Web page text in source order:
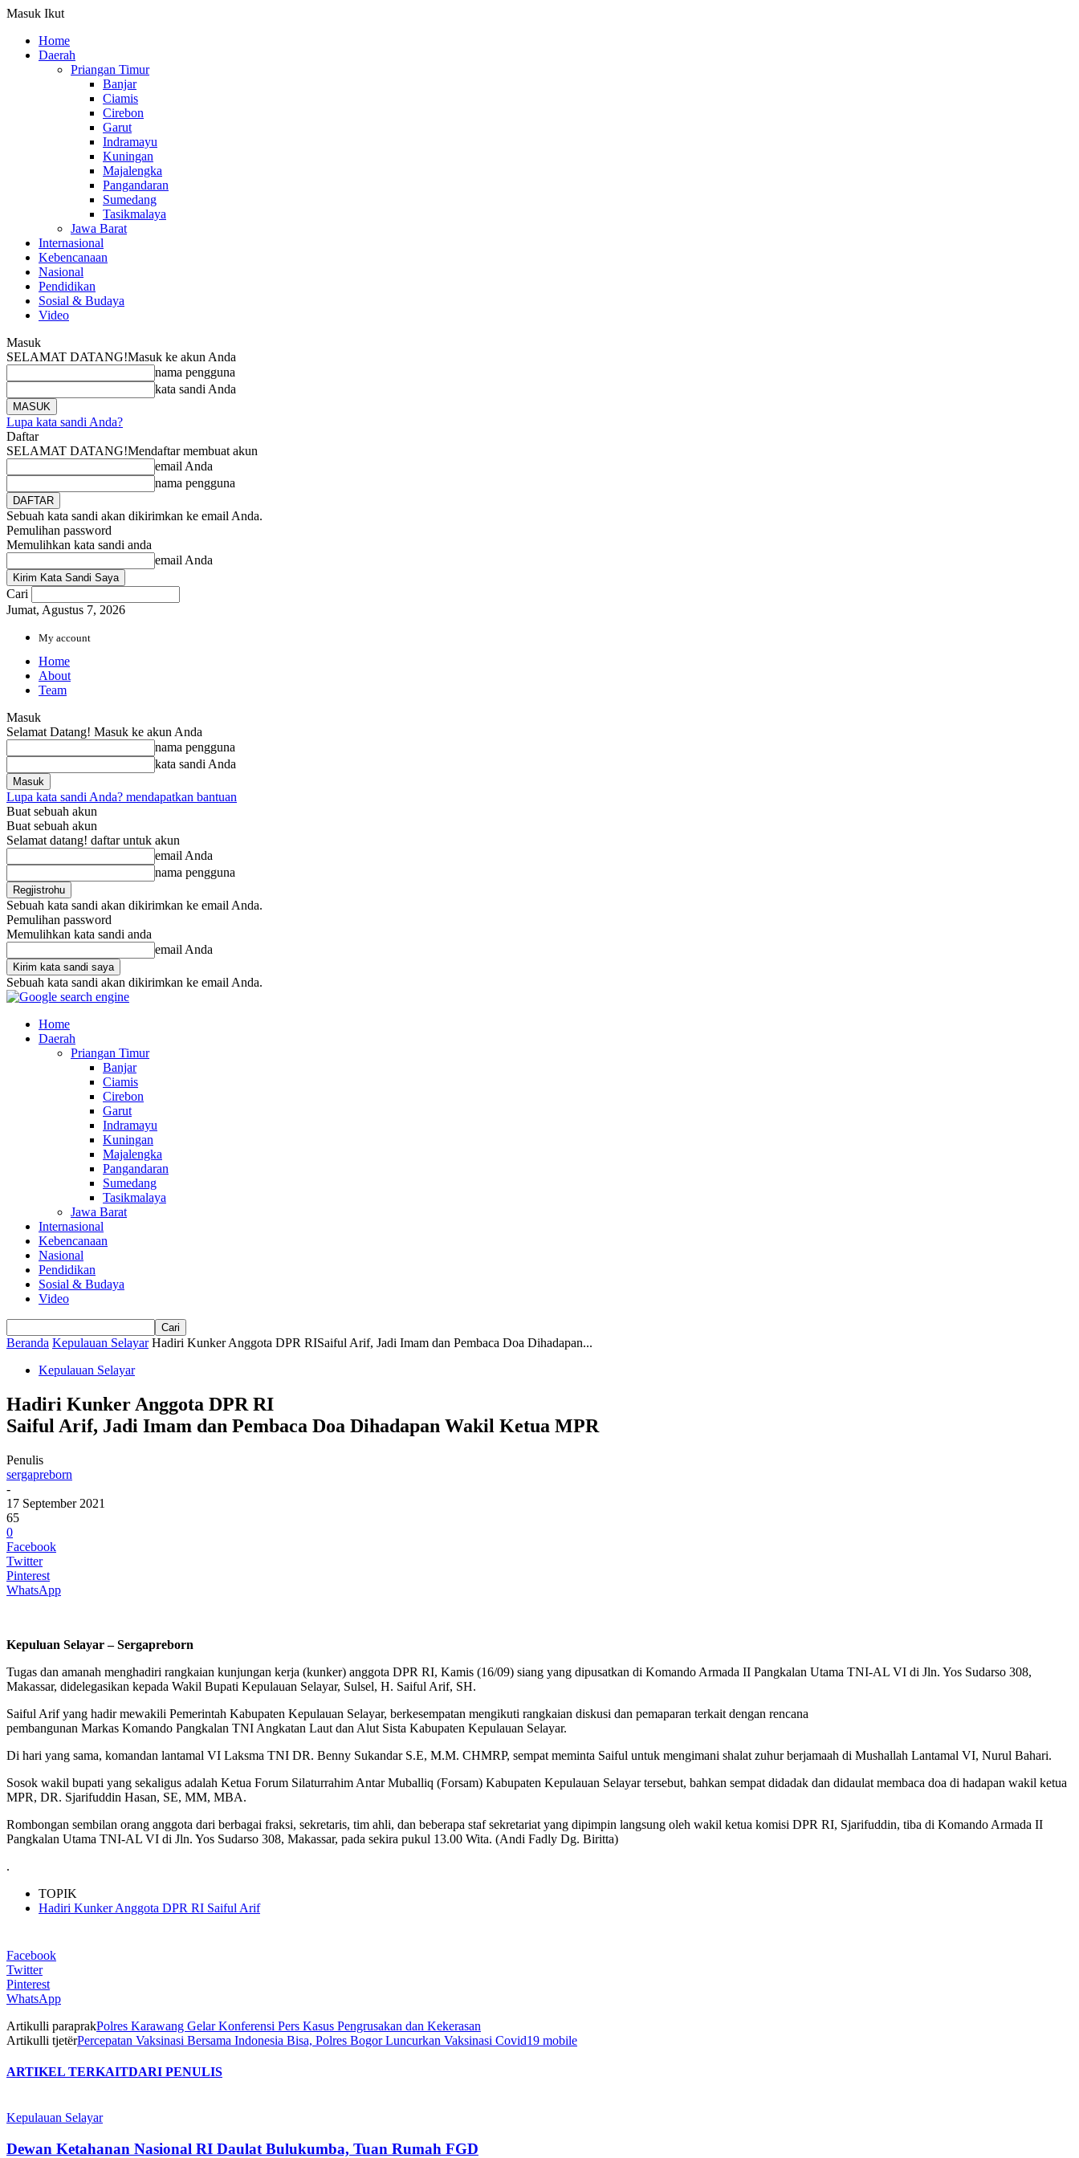
Masuk Ikut
Home
Daerah
Priangan Timur
Banjar
Ciamis
Cirebon
Garut
Indramayu
Kuningan
Majalengka
Pangandaran
Sumedang
Tasikmalaya
Jawa Barat
Internasional
Kebencanaan
Nasional
Pendidikan
Sosial & Budaya
Video
Masuk
SELAMAT DATANG!Masuk ke akun Anda
nama pengguna
kata sandi Anda
Lupa kata sandi Anda?
Daftar
SELAMAT DATANG!Mendaftar membuat akun
email Anda
nama pengguna
Sebuah kata sandi akan dikirimkan ke email Anda.
Pemulihan password
Memulihkan kata sandi anda
email Anda
Cari
Jumat, Agustus 7, 2026
My account
Home
About
Team
Masuk
Selamat Datang! Masuk ke akun Anda
nama pengguna
kata sandi Anda
Lupa kata sandi Anda? mendapatkan bantuan
Buat sebuah akun
Buat sebuah akun
Selamat datang! daftar untuk akun
email Anda
nama pengguna
Sebuah kata sandi akan dikirimkan ke email Anda.
Pemulihan password
Memulihkan kata sandi anda
email Anda
Sebuah kata sandi akan dikirimkan ke email Anda.
Home
Daerah
Priangan Timur
Banjar
Ciamis
Cirebon
Garut
Indramayu
Kuningan
Majalengka
Pangandaran
Sumedang
Tasikmalaya
Jawa Barat
Internasional
Kebencanaan
Nasional
Pendidikan
Sosial & Budaya
Video
Beranda Kepulauan Selayar Hadiri Kunker Anggota DPR RISaiful Arif, Jadi Imam dan Pembaca Doa Dihadapan...
Kepulauan Selayar
Hadiri Kunker Anggota DPR RI
Saiful Arif, Jadi Imam dan Pembaca Doa Dihadapan Wakil Ketua MPR
Penulis
sergapreborn
-
17 September 2021
65
0
Facebook
Twitter
Pinterest
WhatsApp
Kepuluan Selayar – Sergapreborn
Tugas dan amanah menghadiri rangkaian kunjungan kerja (kunker) anggota DPR RI, Kamis (16/09) siang yang dipusatkan di Komando Armada II Pangkalan Utama TNI-AL VI di Jln. Yos Sudarso 308,
Makassar, didelegasikan kepada Wakil Bupati Kepulauan Selayar, Sulsel, H. Saiful Arif, SH.
Saiful Arif yang hadir mewakili Pemerintah Kabupaten Kepulauan Selayar, berkesempatan mengikuti rangkaian diskusi dan pemaparan terkait dengan rencana
pembangunan Markas Komando Pangkalan TNI Angkatan Laut dan Alut Sista Kabupaten Kepulauan Selayar.
Di hari yang sama, komandan lantamal VI Laksma TNI DR. Benny Sukandar S.E, M.M. CHMRP, sempat meminta Saiful untuk mengimani shalat zuhur berjamaah di Mushallah Lantamal VI, Nurul Bahari.
Sosok wakil bupati yang sekaligus adalah Ketua Forum Silaturrahim Antar Muballiq (Forsam) Kabupaten Kepulauan Selayar tersebut, bahkan sempat didadak dan didaulat membaca doa di hadapan wakil ketua
MPR, DR. Sjarifuddin Hasan, SE, MM, MBA.
Rombongan sembilan orang anggota dari berbagai fraksi, sekretaris, tim ahli, dan beberapa staf sekretariat yang dipimpin langsung oleh wakil ketua komisi DPR RI, Sjarifuddin, tiba di Komando Armada II
Pangkalan Utama TNI-AL VI di Jln. Yos Sudarso 308, Makassar, pada sekira pukul 13.00 Wita. (Andi Fadly Dg. Biritta)
.
TOPIK
Hadiri Kunker Anggota DPR RI Saiful Arif
Facebook
Twitter
Pinterest
WhatsApp
Artikulli paraprakPolres Karawang Gelar Konferensi Pers Kasus Pengrusakan dan Kekerasan
Artikulli tjetërPercepatan Vaksinasi Bersama Indonesia Bisa, Polres Bogor Luncurkan Vaksinasi Covid19 mobile
ARTIKEL TERKAITDARI PENULIS
Kepulauan Selayar
Dewan Ketahanan Nasional RI Daulat Bulukumba, Tuan Rumah FGD